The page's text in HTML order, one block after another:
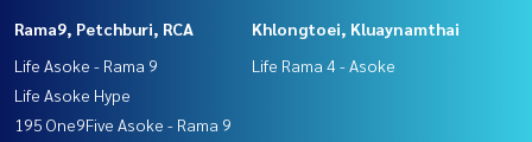
Rama9, Petchburi, RCA
Life Asoke - Rama 9
Life Asoke Hype
195 One9Five Asoke - Rama 9
Khlongtoei, Kluaynamthai
Life Rama 4 - Asoke